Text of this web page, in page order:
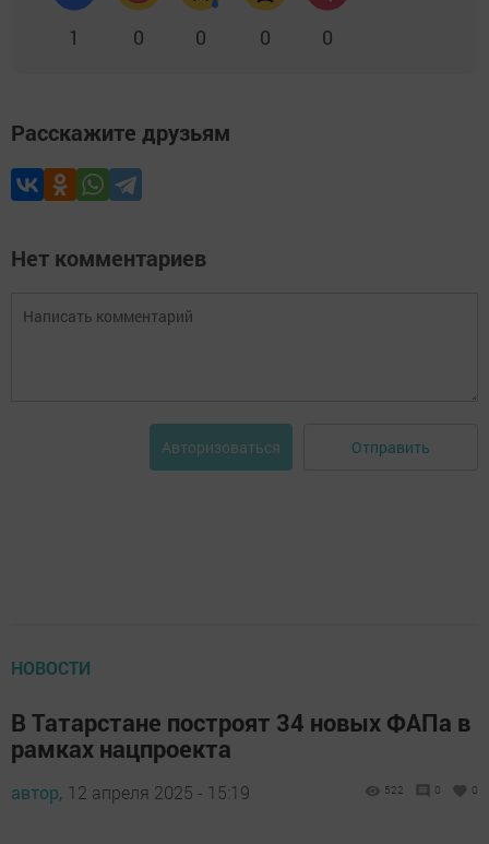
1 0 0 0 0
Расскажите друзьям
Нет комментариев
Авторизоваться Отправить
НОВОСТИ
В Татарстане построят 34 новых ФАПа в
рамках нацпроекта
автор, 12 апреля 2025 - 15:19 522 0 0